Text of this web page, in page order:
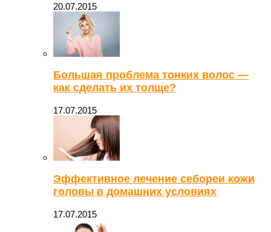
20.07.2015
Большая проблема тонких волос —
как сделать их толще?
17.07.2015
Эффективное лечение себореи кожи
головы в домашних условиях
17.07.2015